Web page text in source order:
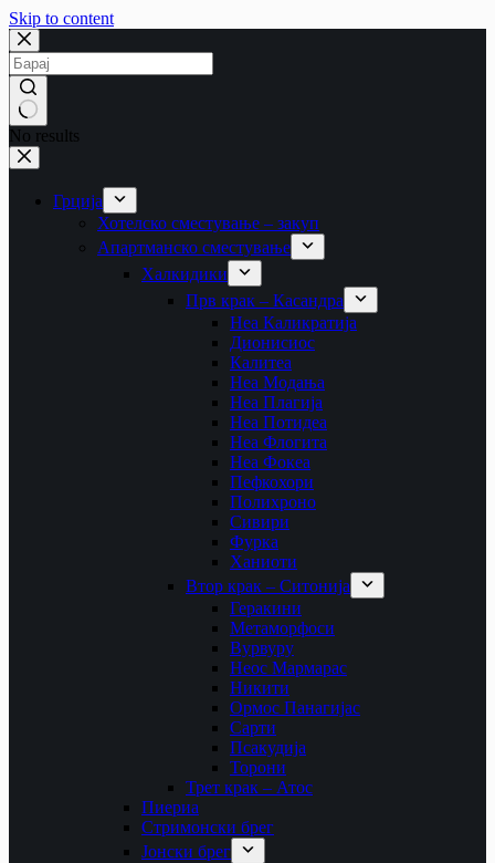
Skip to content
No results
Грција
Хотелско сместување – закуп
Апартманско сместување
Халкидики
Прв крак – Касандра
Неа Каликратија
Дионисиос
Калитеа
Неа Модања
Неа Плагија
Неа Потидеа
Неа Флогита
Неа Фокеа
Пефкохори
Полихроно
Сивири
Фурка
Ханиоти
Втор крак – Ситонија
Геракини
Метаморфоси
Вурвуру
Неос Мармарас
Никити
Ормос Панагијас
Сарти
Псакудија
Торони
Трет крак – Атос
Пиериа
Стримонски брег
Јонски брег